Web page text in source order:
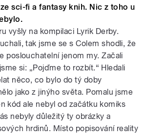
sci-fi a fantasy knih. Nic z toho u
vyšly na kompilaci Lyrik Derby.
tak jsme se s Colem shodli, že
poslouchatelní jenom my. Začali
si: „Pojďme to rozbít.“ Hledali
něco, co bylo do tý doby
jako z jinýho světa. Pomalu jsme
kód ale nebyl od začátku komiks
nebyly důležitý ty obrázky a
hrdinů. Místo popisování reality